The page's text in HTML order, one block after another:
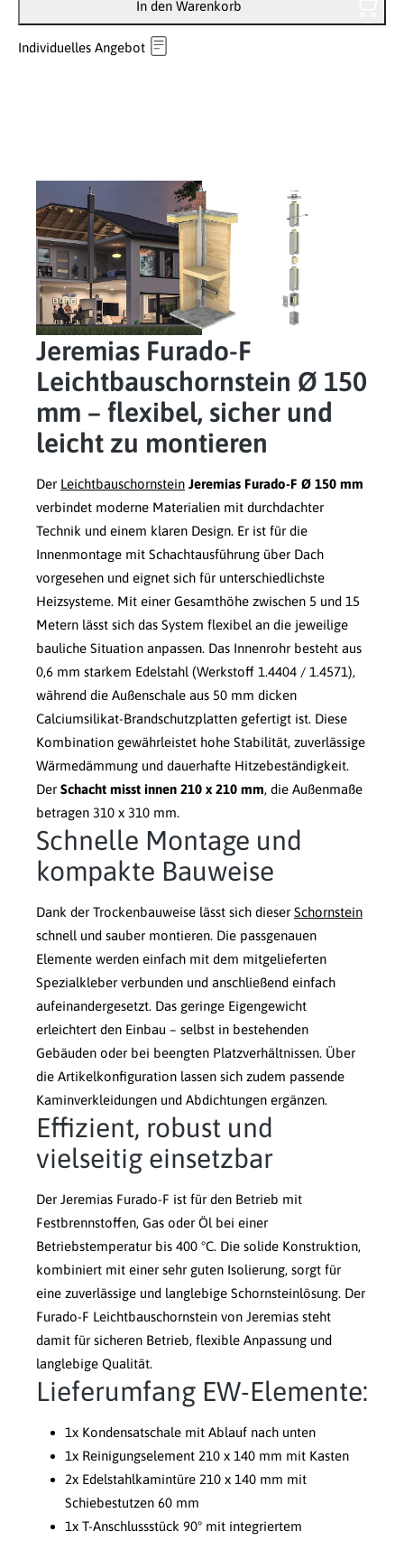
In den Warenkorb
Individuelles Angebot
Jeremias Furado-F
Leichtbauschornstein Ø 150
mm – flexibel, sicher und
leicht zu montieren
Der Leichtbauschornstein Jeremias Furado-F Ø 150 mm
verbindet moderne Materialien mit durchdachter
Technik und einem klaren Design. Er ist für die
Innenmontage mit Schachtausführung über Dach
vorgesehen und eignet sich für unterschiedlichste
Heizsysteme. Mit einer Gesamthöhe zwischen 5 und 15
Metern lässt sich das System flexibel an die jeweilige
bauliche Situation anpassen. Das Innenrohr besteht aus
0,6 mm starkem Edelstahl (Werkstoff 1.4404 / 1.4571),
während die Außenschale aus 50 mm dicken
Calciumsilikat-Brandschutzplatten gefertigt ist. Diese
Kombination gewährleistet hohe Stabilität, zuverlässige
Wärmedämmung und dauerhafte Hitzebeständigkeit.
Der Schacht misst innen 210 x 210 mm, die Außenmaße
betragen 310 x 310 mm.
Schnelle Montage und
kompakte Bauweise
Dank der Trockenbauweise lässt sich dieser Schornstein
schnell und sauber montieren. Die passgenauen
Elemente werden einfach mit dem mitgelieferten
Spezialkleber verbunden und anschließend einfach
aufeinandergesetzt. Das geringe Eigengewicht
erleichtert den Einbau – selbst in bestehenden
Gebäuden oder bei beengten Platzverhältnissen. Über
die Artikelkonfiguration lassen sich zudem passende
Kaminverkleidungen und Abdichtungen ergänzen.
Effizient, robust und
vielseitig einsetzbar
Der Jeremias Furado-F ist für den Betrieb mit
Festbrennstoffen, Gas oder Öl bei einer
Betriebstemperatur bis 400 °C. Die solide Konstruktion,
kombiniert mit einer sehr guten Isolierung, sorgt für
eine zuverlässige und langlebige Schornsteinlösung. Der
Furado-F Leichtbauschornstein von Jeremias steht
damit für sicheren Betrieb, flexible Anpassung und
langlebige Qualität.
Lieferumfang EW-Elemente:
1x Kondensatschale mit Ablauf nach unten
1x Reinigungselement 210 x 140 mm mit Kasten
2x Edelstahlkamintüre 210 x 140 mm mit
Schiebestutzen 60 mm
1x T-Anschlussstück 90° mit integriertem